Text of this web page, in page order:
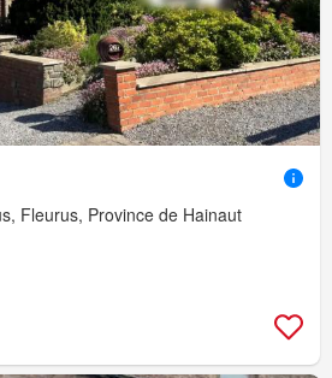
Fleurus, Province de Hainaut